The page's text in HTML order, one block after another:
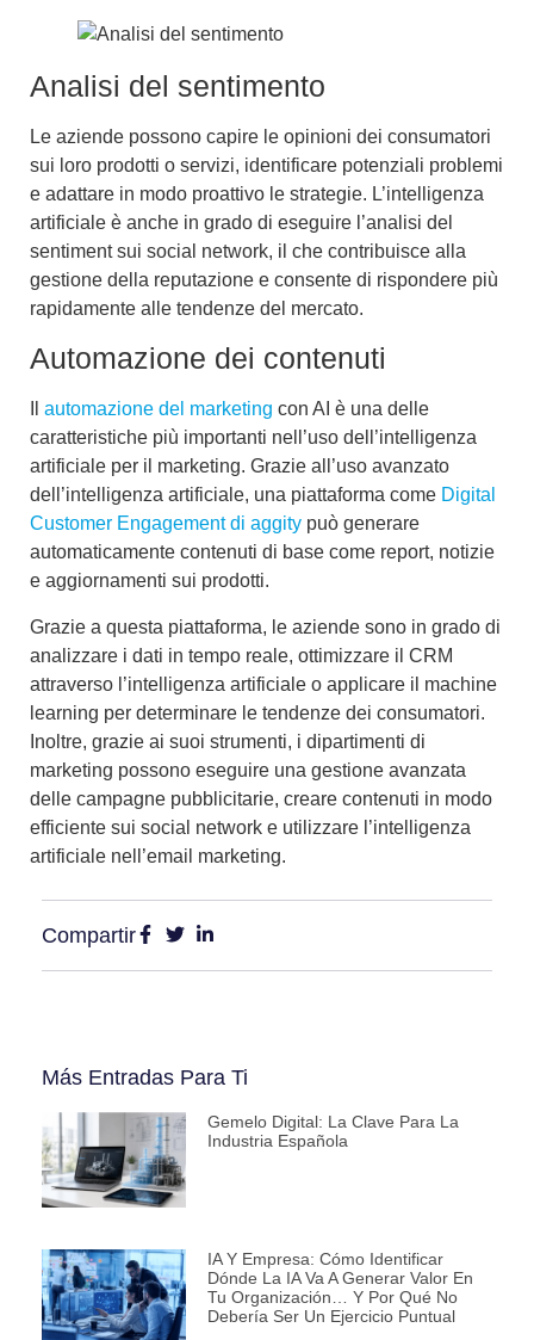
Analisi del sentimento
Le aziende possono capire le opinioni dei consumatori
sui loro prodotti o servizi, identificare potenziali problemi
e adattare in modo proattivo le strategie. L’intelligenza
artificiale è anche in grado di eseguire l’analisi del
sentiment sui social network, il che contribuisce alla
gestione della reputazione e consente di rispondere più
rapidamente alle tendenze del mercato.
Automazione dei contenuti
automazione del marketing con AI è una delle
caratteristiche più importanti nell’uso dell’intelligenza
artificiale per il marketing. Grazie all’uso avanzato
dell’intelligenza artificiale, una piattaforma come Digital
Customer Engagement di aggity può generare
automaticamente contenuti di base come report, notizie
e aggiornamenti sui prodotti.
Grazie a questa piattaforma, le aziende sono in grado di
analizzare i dati in tempo reale, ottimizzare il CRM
attraverso l’intelligenza artificiale o applicare il machine
learning per determinare le tendenze dei consumatori.
Inoltre, grazie ai suoi strumenti, i dipartimenti di
marketing possono eseguire una gestione avanzata
delle campagne pubblicitarie, creare contenuti in modo
efficiente sui social network e utilizzare l’intelligenza
artificiale nell’email marketing.
Compartir
Más Entradas Para Ti
Gemelo Digital: La Clave Para La
Industria Española
IA Y Empresa: Cómo Identificar
Dónde La IA Va A Generar Valor En
Tu Organización… Y Por Qué No
Debería Ser Un Ejercicio Puntual